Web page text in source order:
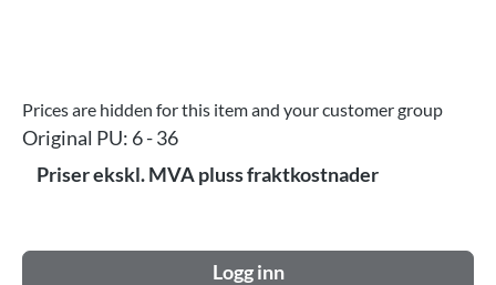
Prices are hidden for this item and your customer group
Original PU: 6 - 36
Priser ekskl. MVA pluss fraktkostnader
Logg inn